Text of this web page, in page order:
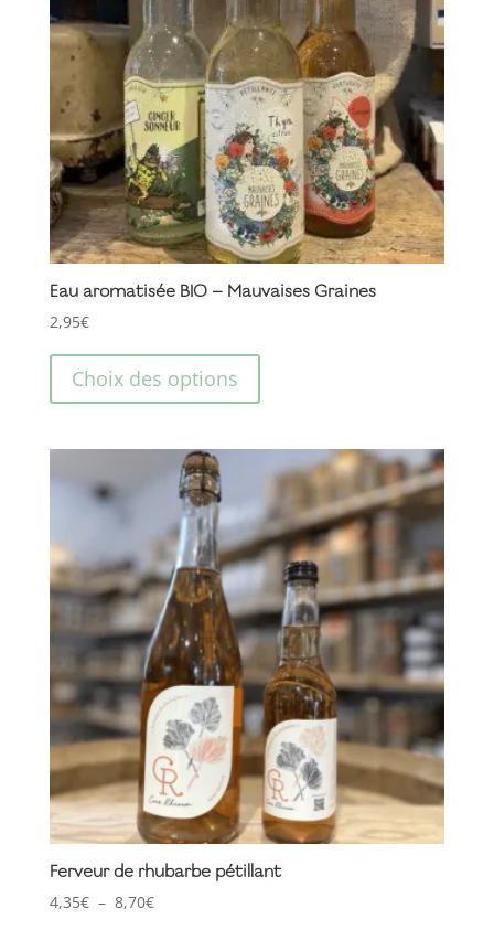
Eau aromatisée BIO – Mauvaises Graines
2,95€
Choix des options
a
variations.
options
peuvent
être
choisies
sur
la
page
du
produit
Ferveur de rhubarbe pétillant
4,35€ – 8,70€Plage